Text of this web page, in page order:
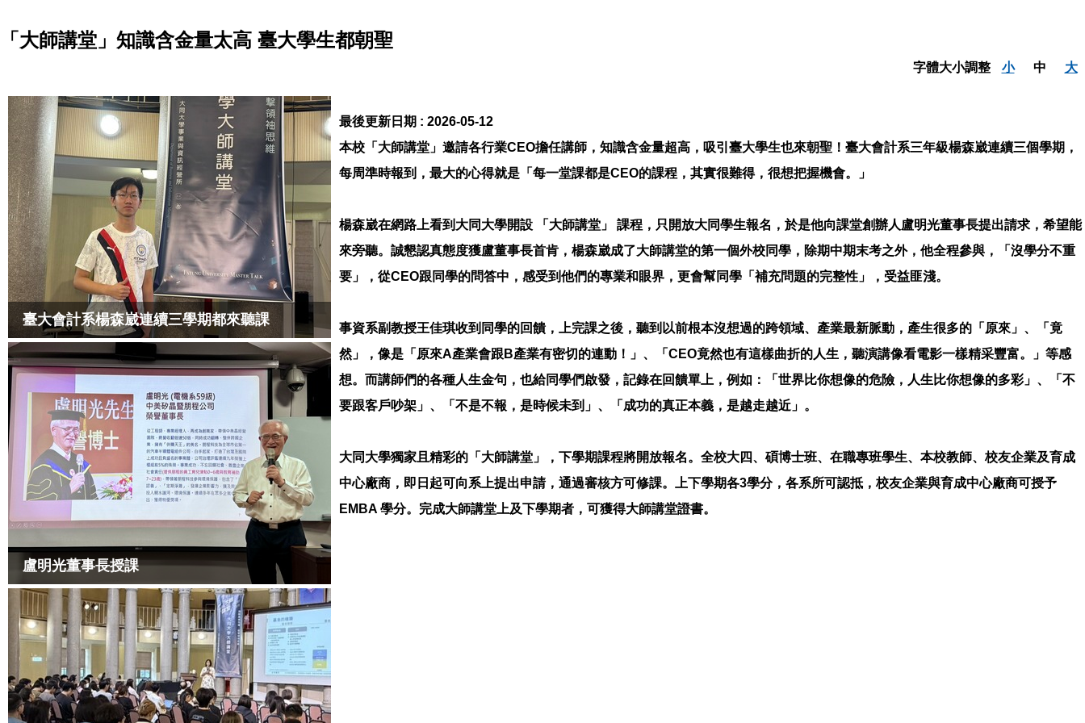
「大師講堂」知識含金量太高 臺大學生都朝聖
字體大小調整 小 中 大
臺大會計系楊森崴連續三學期都來聽課
盧明光董事長授課
最後更新日期 : 2026-05-12
本校「大師講堂」邀請各行業CEO擔任講師，知識含金量超高，吸引臺大學生也來朝聖！臺大會計系三年級楊森崴連續三個學期，
每周準時報到，最大的心得就是「每一堂課都是CEO的課程，其實很難得，很想把握機會。」
楊森崴在網路上看到大同大學開設 「大師講堂」 課程，只開放大同學生報名，於是他向課堂創辦人盧明光董事長提出請求，希望能
來旁聽。誠懇認真態度獲盧董事長首肯，楊森崴成了大師講堂的第一個外校同學，除期中期末考之外，他全程參與，「沒學分不重
要」，從CEO跟同學的問答中，感受到他們的專業和眼界，更會幫同學「補充問題的完整性」，受益匪淺。
事資系副教授王佳琪收到同學的回饋，上完課之後，聽到以前根本沒想過的跨領域、產業最新脈動，產生很多的「原來」、「竟
然」，像是「原來A產業會跟B產業有密切的連動！」、「CEO竟然也有這樣曲折的人生，聽演講像看電影一樣精采豐富。」等感
想。而講師們的各種人生金句，也給同學們啟發，記錄在回饋單上，例如：「世界比你想像的危險，人生比你想像的多彩」、「不
要跟客戶吵架」、「不是不報，是時候未到」、「成功的真正本義，是越走越近」。
大同大學獨家且精彩的「大師講堂」，下學期課程將開放報名。全校大四、碩博士班、在職專班學生、本校教師、校友企業及育成
中心廠商，即日起可向系上提出申請，通過審核方可修課。上下學期各3學分，各系所可認抵，校友企業與育成中心廠商可授予
EMBA 學分。完成大師講堂上及下學期者，可獲得大師講堂證書。